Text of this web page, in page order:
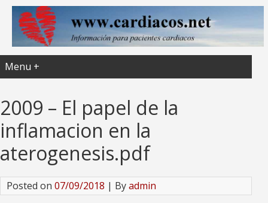
Menu +
2009 – El papel de la
inflamacion en la
aterogenesis.pdf
Posted on 07/09/2018 | Byadmin